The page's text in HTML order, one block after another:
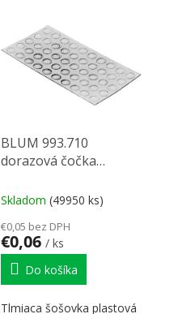
BLUM 993.710
dorazová čočka
D8x1.5mm
Skladom (49950 ks)
€0,05 bez DPH
€0,06 / ks
Do košíka
Tlmiaca šošovka plastová